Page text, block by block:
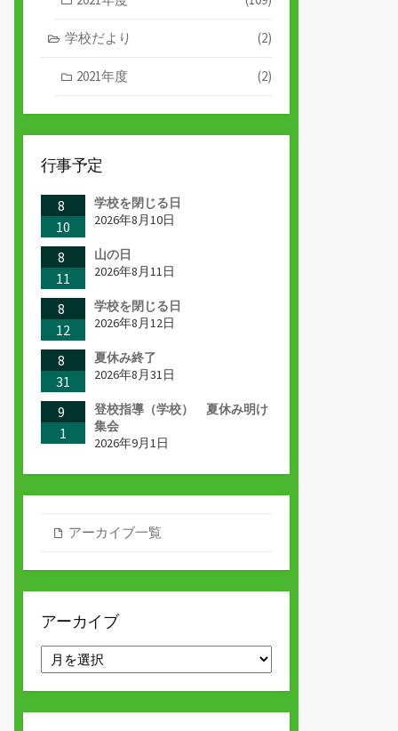
学校だより (2)
2021年度 (2)
行事予定
8
10
学校を閉じる日
2026年8月10日
8
11
山の日
2026年8月11日
8
12
学校を閉じる日
2026年8月12日
8
31
夏休み終了
2026年8月31日
9
1
登校指導（学校） 夏休み明け
集会
2026年9月1日
アーカイブ一覧
アーカイブ
ー
カ
イ